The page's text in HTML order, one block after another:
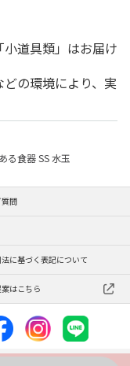
道具類」はお届け
の環境により、実
る食器 SS 水玉
問
に基づく表記について
はこちら